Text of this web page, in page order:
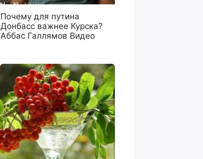
Почему для путина
Донбасс важнее Курска?
Аббас Галлямов Видео